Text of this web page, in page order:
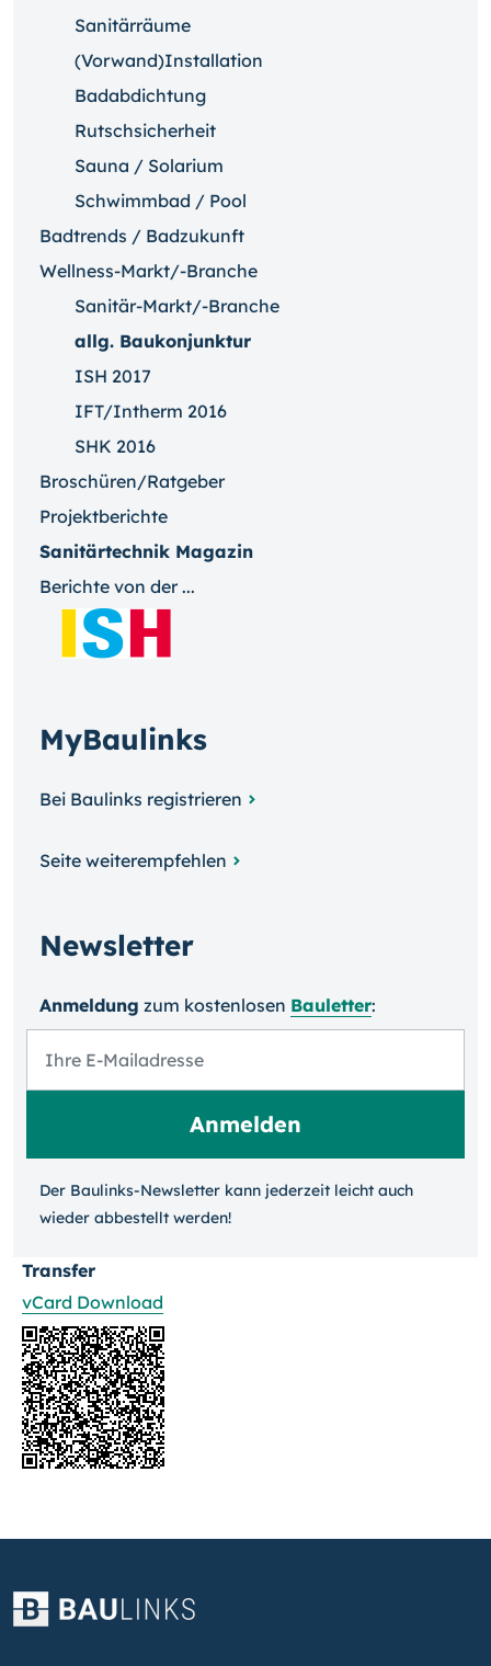
Sanitärräume
(Vorwand)Installation
Badabdichtung
Rutschsicherheit
Sauna / Solarium
Schwimmbad / Pool
Badtrends / Badzukunft
Wellness-Markt/-Branche
Sanitär-Markt/-Branche
allg. Baukonjunktur
ISH 2017
IFT/Intherm 2016
SHK 2016
Broschüren/Ratgeber
Projektberichte
Sanitärtechnik Magazin
Berichte von der ...
MyBaulinks
Bei Baulinks registrieren
Seite weiterempfehlen
Newsletter
Anmeldung zum kosten­losen Bauletter:
Der Baulinks-Newsletter kann jeder­zeit leicht auch
wieder ab­bestellt werden!
Transfer
vCard Download